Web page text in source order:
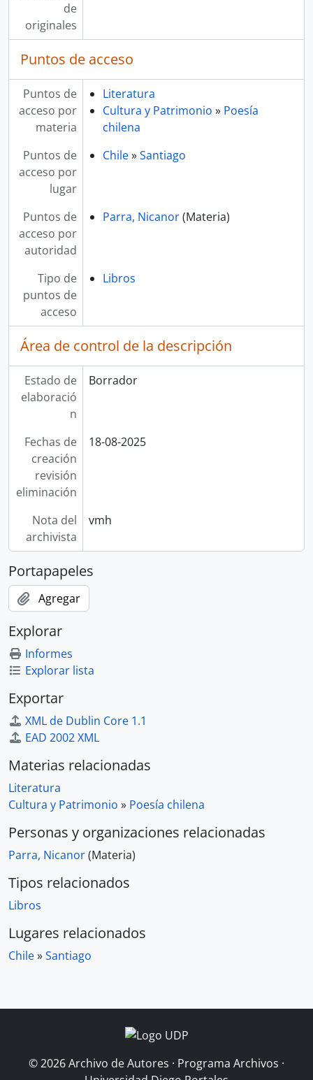
de
originales
Puntos de acceso
Puntos de
acceso por
materia
Literatura
Cultura y Patrimonio » Poesía
chilena
Puntos de
acceso por
lugar
Chile»Santiago
Puntos de
acceso por
autoridad
Parra, Nicanor(Materia)
Tipo de
puntos de
acceso
Libros
Área de control de la descripción
Estado de
elaboració
n
Borrador
Fechas de
creación
revisión
eliminación
18-08-2025
Nota del
archivista
vmh
Portapapeles
Agregar
Explorar
Informes
Explorar lista
Exportar
XML de Dublin Core 1.1
EAD 2002 XML
Materias relacionadas
Literatura
Cultura y Patrimonio » Poesía chilena
Personas y organizaciones relacionadas
Parra, Nicanor(Materia)
Tipos relacionados
Libros
Lugares relacionados
Chile»Santiago
© 2026 Archivo de Autores · Programa Archivos ·